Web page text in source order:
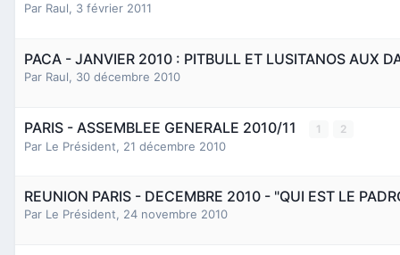
Par Raul, 3 février 2011
PACA - JANVIER 2010 : PITBULL ET LUSITANOS AUX
Par Raul 30 décembre 2010
PARIS - ASSEMBLEE GENERALE 2010/11 1 2
Par Le Président, 21 décembre 2010
REUNION PARIS - DECEMBRE 2010 - "QUI EST LE
Par Le Président 24 novembre 2010